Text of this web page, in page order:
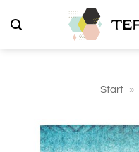
Inhalt
Start »